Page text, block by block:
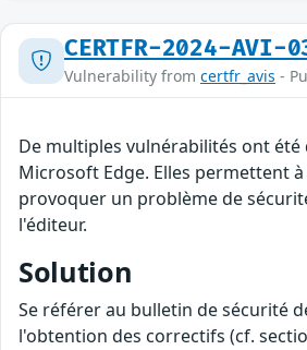
CERTFR-2024-AVI-
Vulnerability from certfr_avis -
De multiples vulnérabilités ont été
Microsoft Edge. Elles permettent
provoquer un problème de
l'éditeur.
Solution
Se référer au bulletin de sécurité
l'obtention des correctifs (cf.